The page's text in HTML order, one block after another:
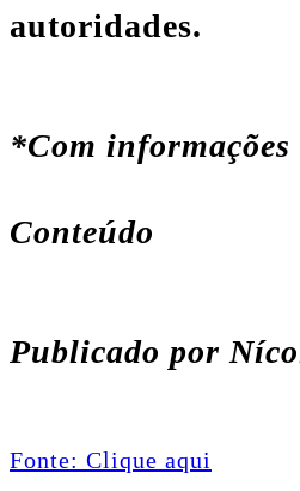
autoridades.
*Com informações
Conteúdo
Publicado por
Fonte: Clique aqui